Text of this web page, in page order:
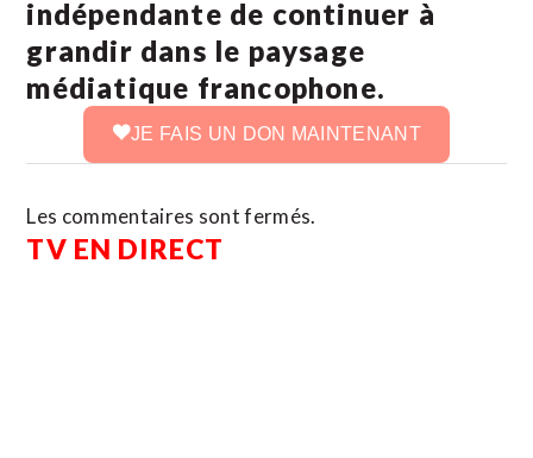
indépendante de continuer à
grandir dans le paysage
médiatique francophone.
JE FAIS UN DON MAINTENANT
Les commentaires sont fermés.
TV EN DIRECT